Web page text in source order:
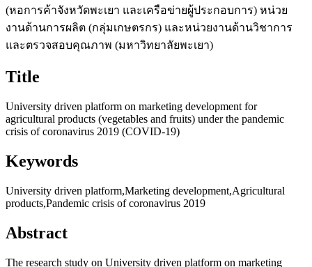
(หอการค้าจังหวัดพะเยา และเครือข่ายผู้ประกอบการ) หน่วย
งานด้านการผลิต (กลุ่มเกษตรกร) และหน่วยงานด้านวิชาการ
และตรวจสอบคุณภาพ (มหาวิทยาลัยพะเยา)
Title
University driven platform on marketing development for
agricultural products (vegetables and fruits) under the pandemic
crisis of coronavirus 2019 (COVID-19)
Keywords
University driven platform,Marketing development,Agricultural
products,Pandemic crisis of coronavirus 2019
Abstract
The research study on University driven platform on marketing